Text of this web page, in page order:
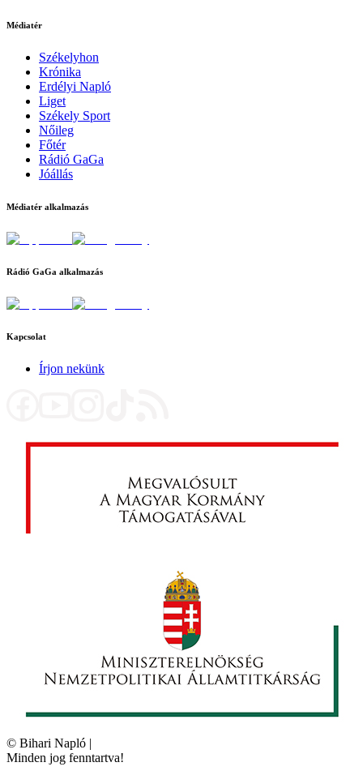
Médiatér
Székelyhon
Krónika
Erdélyi Napló
Liget
Székely Sport
Nőileg
Főtér
Rádió GaGa
Jóállás
Médiatér alkalmazás
Rádió GaGa alkalmazás
Kapcsolat
Írjon nekünk
© Bihari Napló |
Minden jog fenntartva!